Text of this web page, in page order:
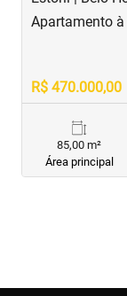
Apartamento à
R$ 470.000,00
85,00 m²
Área principal